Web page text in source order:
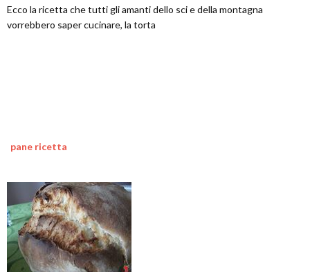
Ecco la ricetta che tutti gli amanti dello sci e della montagna
vorrebbero saper cucinare, la torta
pane ricetta